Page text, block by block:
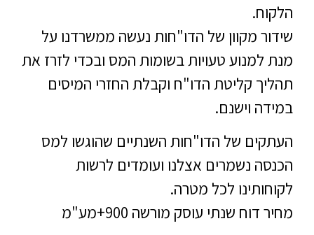
הלקוח.
שידור מקוון של הדו"חות נעשה ממשרדנו על
מנת למנוע טעויות בשומות המס ובכדי לזרז את
תהליך קליטת הדו"ח וקבלת החזרי המיסים
במידה וישנם.
העתקים של הדו"חות השנתיים שהוגשו למס
הכנסה נשמרים אצלנו ועומדים לרשות
לקוחותינו לכל מטרה.
מחיר דוח שנתי עוסק מורשה 900+מע"מ